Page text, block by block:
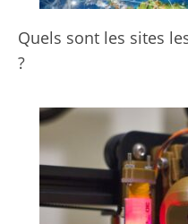
Quels sont les sites
?